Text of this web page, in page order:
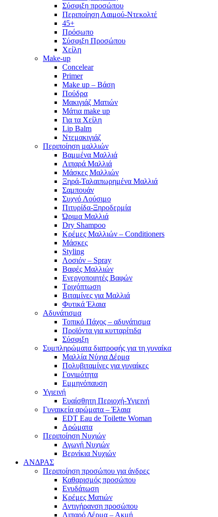
Σύσφιξη προσώπου
Περιποίηση Λαιμού-Ντεκολτέ
45+
Πρόσωπο
Σύσφιξη Προσώπου
Χείλη
Make-up
Concelear
Primer
Make up – Βάση
Πούδρα
Μακιγιάζ Ματιών
Μάτια make up
Για τα Χείλη
Lip Balm
Ντεμακιγιάζ
Περιποίηση μαλλιών
Βαμμένα Μαλλιά
Λιπαρά Μαλλιά
Μάσκες Μαλλιών
Ξηρά-Ταλαιπωρημένα Μαλλιά
Σαμπουάν
Συχνό Λούσιμο
Πιτυρίδα-Ξηροδερμία
Ώριμα Μαλλιά
Dry Shampoo
Κρέμες Μαλλιών – Conditioners
Μάσκες
Styling
Λοσιόν – Spray
Βαφές Μαλλιών
Ενεργοποιητές Βαφών
Τριχόπτωση
Βιταμίνες για Μαλλιά
Φυτικά Έλαια
Αδυνάτισμα
Τοπικό Πάχος – αδυνάτισμα
Προϊόντα για κυτταρίτιδα
Σύσφιξη
Συμπληρώματα διατροφής για τη γυναίκα
Μαλλία Νύχια Δέρμα
Πολυβιταμίνες για γυναίκες
Γονιμότητα
Εμμηνόπαυση
Υγιεινή
Ευαίσθητη Περιοχή-Υγιεινή
Γυναικεία αρώματα – Έλαια
EDT Eau de Toilette Woman
Αρώματα
Περιποίηση Νυχιών
Αγωγή Νυχιών
Βερνίκια Νυχιών
ΑΝΔΡΑΣ
Περιποίηση προσώπου για άνδρες
Καθαρισμός προσώπου
Ενυδάτωση
Κρέμες Ματιών
Αντιγήρανση προσώπου
Λιπαρό Δέρμα – Ακμή